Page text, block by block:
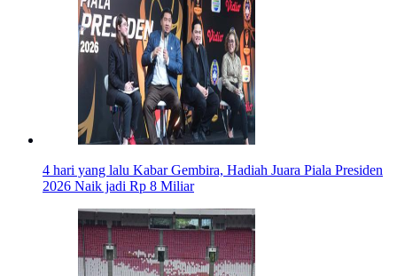
4 hari yang lalu Kabar Gembira, Hadiah Juara Piala Presiden
2026 Naik jadi Rp 8 Miliar